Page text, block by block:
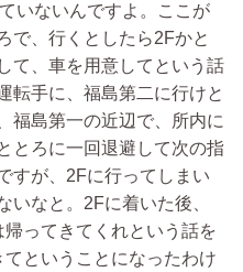
いないんですよ。ここが
で、行くとしたら2Fかと
て、車を用意してという話
転手に、福島第二に行けと
福島第一の近辺で、所内に
とろに一回退避して次の指
すが、2Fに行ってしまい
いなと。2Fに着いた後、
ってきてくれという話を
ということになったわけ